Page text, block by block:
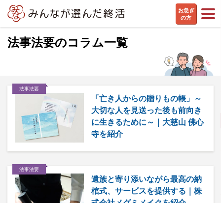
お急ぎ
の方
法事法要のコラム一覧
法事法要
「亡き人からの贈りもの帳」～
大切な人を見送った後も前向き
に生きるために～｜大慈山 佛心
寺を紹介
法事法要
遺族と寄り添いながら最高の納
棺式、サービスを提供する｜株